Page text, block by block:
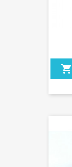
shopping_cart